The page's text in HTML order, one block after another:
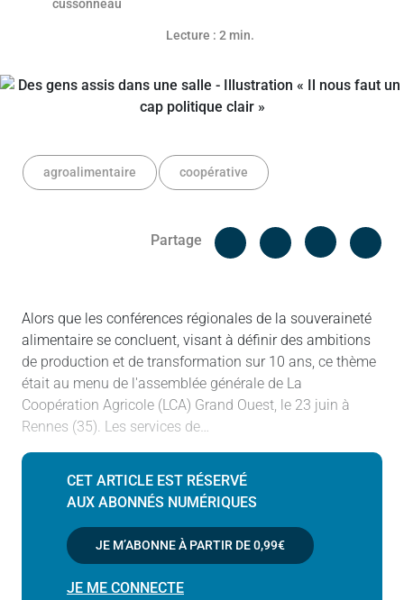
Lecture : 2 min.
agroalimentaire coopérative
Partage
Facebook
Alors que les conférences régionales de la souveraineté
alimentaire se concluent, visant à définir des ambitions
de production et de transformation sur 10 ans, ce thème
était au menu de l'assemblée générale de La
Coopération Agricole (LCA) Grand Ouest, le 23 juin à
Rennes (35). Les services de…
CET ARTICLE EST RÉSERVÉ
AUX ABONNÉS NUMÉRIQUES
JE M’ABONNE À PARTIR DE0,99€
JE ME CONNECTE